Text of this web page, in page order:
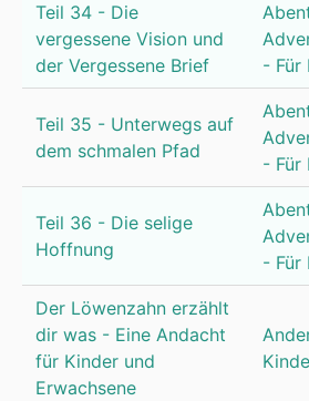
Teil 34 - Die
vergessene Vision und
der Vergessene Brief
- Für
Teil 35 - Unterwegs auf
dem schmalen Pfad
- Für
Teil 36 - Die selige
Hoffnung
- Für
Der Löwenzahn erzählt
dir was - Eine Andacht
für Kinder und
Erwachsene